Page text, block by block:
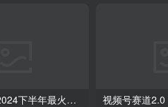
数字人2.0，2024下半年最火项目，无限免费生成视频，可实现任何场景，用任何形象，任何声音，说任何话，5分钟生成一条原创口播视频。